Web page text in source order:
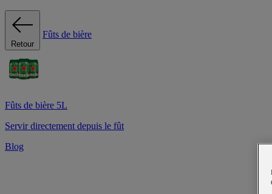
Retour
Fûts de bière
Fûts de bière 5L
Servir directement depuis le fût
Blog